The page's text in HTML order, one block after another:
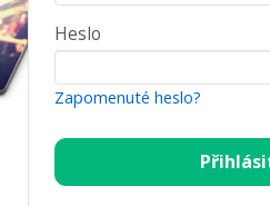
Heslo
Zapomenuté heslo?